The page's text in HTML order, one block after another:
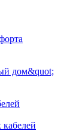
дом&quot;